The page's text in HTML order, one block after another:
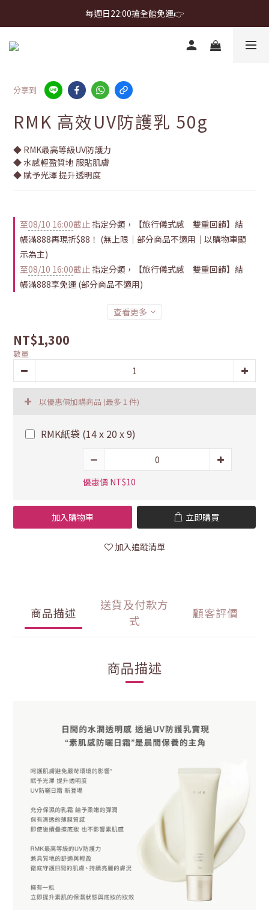
首購免運 $499 起 ＋ 加 LINE 領 $300 折價券 ➤
每週日22:00搶全館免運👉
首購免運 $499 起 ＋ 加 LINE 領 $300 折價券 ➤
分享到
RMK 高效UV防護乳 50g
◆ RMK最高等級UV防護力
◆ 水感輕盈質地 服貼肌膚
◆ 賦予光澤 提升透明度
至08/10 16:00截止 指定分類，【旅行儀式感 雙重回饋】結
帳滿888再現折$88！ (無上限｜部分商品不適用｜以購物車顯
示為主)
至08/10 16:00截止 指定分類，【旅行儀式感 雙重回饋】結
帳滿888享免運 (部分商品不適用)
查看更多
NT$1,300
數量
以優惠價加購商品 (最多 1 件)
RMK紙袋 (14 x 20 x 9)
優惠價 NT$10
加入購物車 立即購買
加入追蹤清單
商品描述
送貨及付款方
式
顧客評價
商品描述